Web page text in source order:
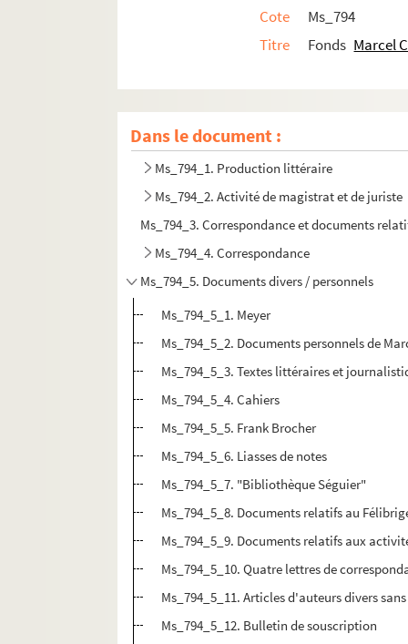
Cote
Ms_794
Titre
Fonds Marcel
Dans le document :
Ms_794_1. Production littéraire
Ms_794_2. Activité de magistrat et de juriste
Ms_794_3. Correspondance et documents
Ms_794_4. Correspondance
Ms_794_5. Documents divers / personnels
Ms_794_5_1. Meyer
Ms_794_5_2. Documents personnels de
Ms_794_5_3. Textes littéraires et
Ms_794_5_4. Cahiers
Ms_794_5_5. Frank Brocher
Ms_794_5_6. Liasses de notes
Ms_794_5_7. "Bibliothèque Séguier"
Ms_794_5_8. Documents relatifs au
Ms_794_5_9. Documents relatifs aux
Ms_794_5_10. Quatre lettres de
Ms_794_5_11. Articles d'auteurs divers
Ms_794_5_12. Bulletin de souscription